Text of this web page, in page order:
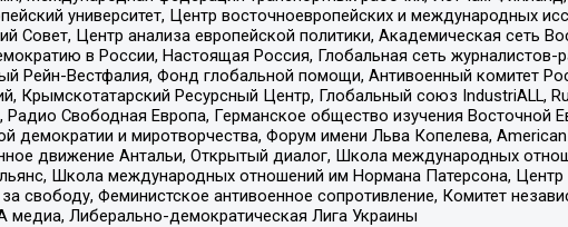
университет, Центр восточноевропейских и международных
Совет, Центр анализа европейской политики, Академическая сеть
в России, Настоящая Россия, Глобальная сеть
Рейн-Вестфалия, Фонд глобальной помощи, Антивоенный комитет
Крымскотатарский Ресурсный Центр, Глобальный союз IndustriALL,
Радио Свободная Европа, Германское общество изучения Восточной
демократии и миротворчества, Форум имени Льва Копелева,
движение Антальи, Открытый диалог, Школа международных
Школа международных отношений им Нормана Патерсона,
свободу, Феминистское антивоенное сопротивление, Комитет
Либерально-демократическая Лига Украины